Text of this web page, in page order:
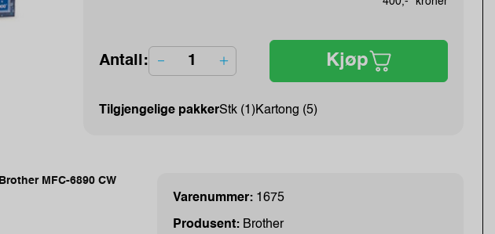
Antall: Kjøp
Tilgjengelige pakkerStk (1)Kartong (5)
Brother MFC-6890 CW
Varenummer: 1675
Produsent: Brother